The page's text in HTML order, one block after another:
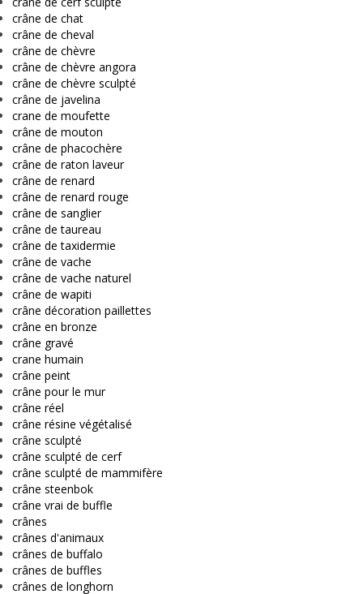
crâne de chat
crâne de cheval
crâne de chèvre
crâne de chèvre angora
crâne de chèvre sculpté
crâne de javelina
crane de moufette
crâne de mouton
crâne de phacochère
crâne de raton laveur
crâne de renard
crâne de renard rouge
crâne de sanglier
crâne de taureau
crâne de taxidermie
crâne de vache
crâne de vache naturel
crâne de wapiti
crâne décoration paillettes
crâne en bronze
crâne gravé
crane humain
crâne peint
crâne pour le mur
crâne réel
crâne résine végétalisé
crâne sculpté
crâne sculpté de cerf
crâne sculpté de mammifère
crâne steenbok
crâne vrai de buffle
crânes
crânes d'animaux
crânes de buffalo
crânes de buffles
crânes de longhorn